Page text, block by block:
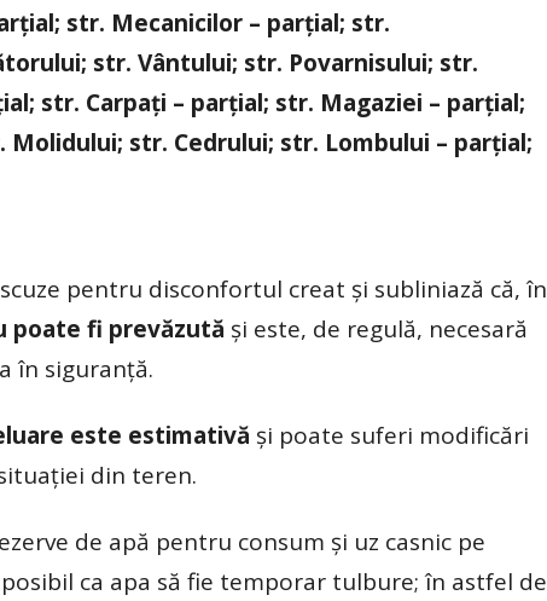
str. Mecanicilor – parțial; str.
str. Vântului; str. Povarnisului; str.
str. Carpați – parțial; str. Magaziei – parțial;
str. Cedrului; str. Lombului – parțial;
pentru disconfortul creat și subliniază că, în
poate fi prevăzută și este, de regulă, necesară
în siguranță.
este estimativă și poate suferi modificări
din teren.
de apă pentru consum și uz casnic pe
ca apa să fie temporar tulbure; în astfel de